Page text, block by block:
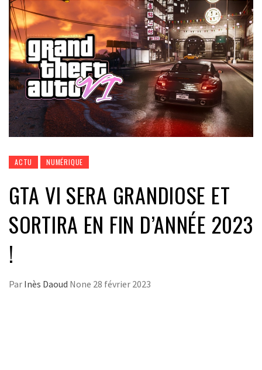
ACTU NUMÉRIQUE
GTA VI SERA GRANDIOSE ET
SORTIRA EN FIN D’ANNÉE 2023
!
Par Inès Daoud None 28 février 2023